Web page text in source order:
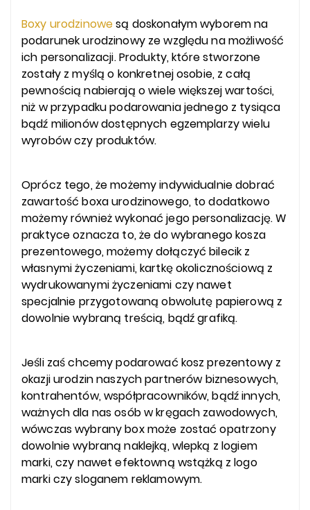
Boxy urodzinowesą doskonałym wyborem na
podarunek urodzinowy ze względu na możliwość
ich personalizacji. Produkty, które stworzone
zostały z myślą o konkretnej osobie, z całą
pewnością nabierają o wiele większej wartości,
niż w przypadku podarowania jednego z tysiąca
bądź milionów dostępnych egzemplarzy wielu
wyrobów czy produktów.
Oprócz tego, że możemy indywidualnie dobrać
zawartość boxa urodzinowego, to dodatkowo
możemy również wykonać jego personalizację. W
praktyce oznacza to, że do wybranego kosza
prezentowego, możemy dołączyć bilecik z
własnymi życzeniami, kartkę okolicznościową z
wydrukowanymi życzeniami czy nawet
specjalnie przygotowaną obwolutę papierową z
dowolnie wybraną treścią, bądź grafiką.
Jeśli zaś chcemy podarować kosz prezentowy z
okazji urodzin naszych partnerów biznesowych,
kontrahentów, współpracowników, bądź innych,
ważnych dla nas osób w kręgach zawodowych,
wówczas wybrany box może zostać opatrzony
dowolnie wybraną naklejką, wlepką z logiem
marki, czy nawet efektowną wstążką z logo
marki czy sloganem reklamowym.